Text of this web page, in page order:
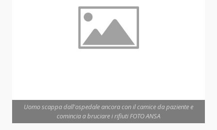
Uomo scappa dall'ospedale ancora con il camice da paziente e
comincia a bruciare i rifiuti FOTO ANSA